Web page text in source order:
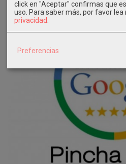
click en "Aceptar" confirmas que
uso. Para saber más, por favor lea
privacidad
Preferencias